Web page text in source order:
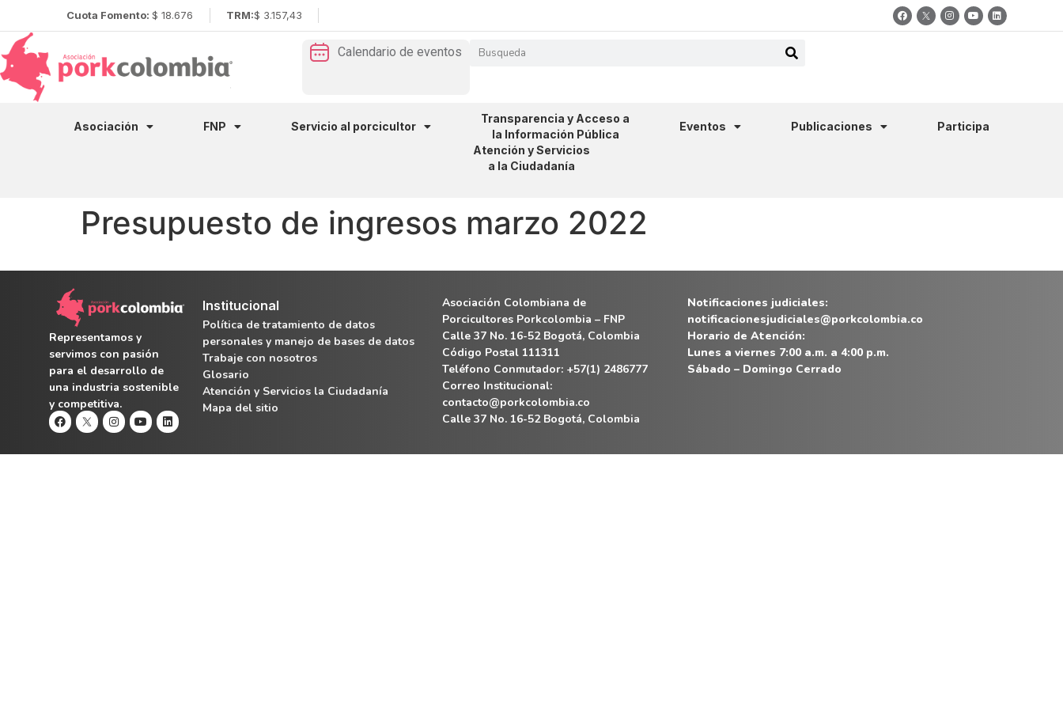
Cuota Fomento: $ 18.676 TRM:$ 3.157,43
Calendario de eventos
Asociación FNP Servicio al porcicultor
Transparencia y Acceso a
la Información Pública
Eventos Publicaciones
Participa
Atención y Servicios
a la Ciudadanía
Presupuesto de ingresos marzo 2022
Representamos y
servimos con pasión
para el desarrollo de
una industria sostenible
y competitiva.
Institucional
Política de tratamiento de datos
personales y manejo de bases de datos
Trabaje con nosotros
Glosario
Atención y Servicios la Ciudadanía
Mapa del sitio
Asociación Colombiana de
Porcicultores Porkcolombia – FNP
Calle 37 No. 16-52 Bogotá, Colombia
Código Postal 111311
Teléfono Conmutador: +57(1) 2486777
Correo Institucional:
contacto@porkcolombia.co
Calle 37 No. 16-52 Bogotá, Colombia
Notificaciones judiciales:
notificacionesjudiciales@porkcolombia.co
Horario de Atención:
Lunes a viernes 7:00 a.m. a 4:00 p.m.
Sábado – Domingo Cerrado